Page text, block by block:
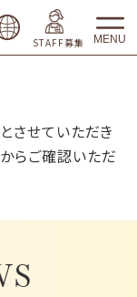
STAFF募集 MENU
させていただき
からご確認いただ